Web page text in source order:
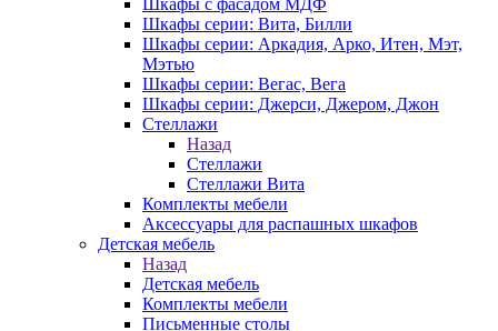
Шкафы с фасадом МДФ
Шкафы серии: Вита, Билли
Шкафы серии: Аркадия, Арко, Итен, Мэт,
Мэтью
Шкафы серии: Вегас, Вега
Шкафы серии: Джерси, Джером, Джон
Стеллажи
Назад
Стеллажи
Стеллажи Вита
Комплекты мебели
Аксессуары для распашных шкафов
Детская мебель
Назад
Детская мебель
Комплекты мебели
Письменные столы